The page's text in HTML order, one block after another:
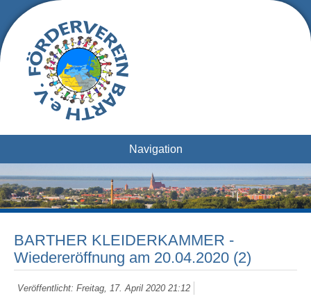
Navigation
BARTHER KLEIDERKAMMER -
Wiedereröffnung am 20.04.2020 (2)
Veröffentlicht: Freitag, 17. April 2020 21:12